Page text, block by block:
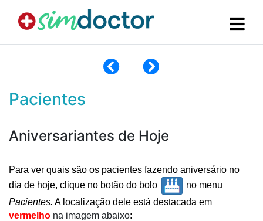
Pacientes
Aniversariantes de Hoje
Para ver quais são os pacientes fazendo aniversário no
dia de hoje, clique no botão do bolo
Pacientes.
vermelho na imagem abaixo: